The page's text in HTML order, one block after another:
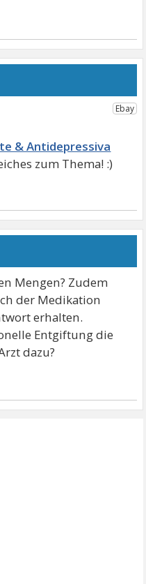
& Antidepressiva
Mengen? Zudem
der Medikation
erhalten.
Entgiftung die
dazu?